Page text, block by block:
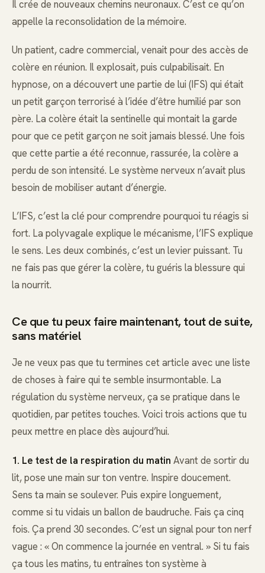
Il crée de nouveaux chemins neuronaux. C’est ce qu’on
appelle la reconsolidation de la mémoire.
Un patient, cadre commercial, venait pour des accès de
colère en réunion. Il explosait, puis culpabilisait. En
hypnose, on a découvert une partie de lui (IFS) qui était
un petit garçon terrorisé à l’idée d’être humilié par son
père. La colère était la sentinelle qui montait la garde
pour que ce petit garçon ne soit jamais blessé. Une fois
que cette partie a été reconnue, rassurée, la colère a
perdu de son intensité. Le système nerveux n’avait plus
besoin de mobiliser autant d’énergie.
L’IFS, c’est la clé pour comprendre pourquoi tu réagis si
fort. La polyvagale explique le mécanisme, l’IFS explique
le sens. Les deux combinés, c’est un levier puissant. Tu
ne fais pas que gérer la colère, tu guéris la blessure qui
la nourrit.
Ce que tu peux faire maintenant, tout de suite,
sans matériel
Je ne veux pas que tu termines cet article avec une liste
de choses à faire qui te semble insurmontable. La
régulation du système nerveux, ça se pratique dans le
quotidien, par petites touches. Voici trois actions que tu
peux mettre en place dès aujourd’hui.
1. Le test de la respiration du matin Avant de sortir du
lit, pose une main sur ton ventre. Inspire doucement.
Sens ta main se soulever. Puis expire longuement,
comme si tu vidais un ballon de baudruche. Fais ça cinq
fois. Ça prend 30 secondes. C’est un signal pour ton nerf
vague : « On commence la journée en ventral. » Si tu fais
ça tous les matins, tu entraînes ton système à